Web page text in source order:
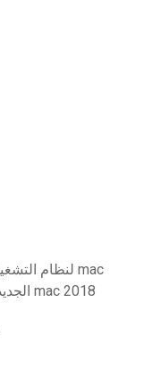
قم بتنزيل الإصدار 2.2.6 من wireshark لنظام التشغيل mac
تنزيل متجر تطبيقات ios الجديد لسطح المكتب mac 2018